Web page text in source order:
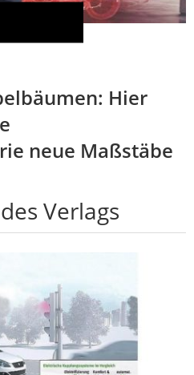
Hier
neue Maßstäbe
Verlags